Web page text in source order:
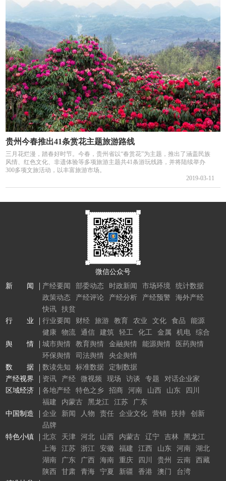
贵州今春推出41条赏花主题旅游路线
三月花烂漫，踏春好时节。今春，贵州省以“春赏花”为主题，推出了涵盖民族
风情、红色文化、非遗体验等多项旅游主题共41条游玩线路，并将陆续举办
300多项文旅活动，以丰富旅游市场。
2019-03-11
微信公众号
新 闻
产经要闻 部委动态 时政新闻 市场环境
统计数据
政策动态
产经评论 产经分析 产经预警
海外产经
快讯
扶贫
行 业
行业要闻 财经 旅游 教育 农业 文化 食品
能源
健康
物流 通信 建筑 轻工 化工 金属 机电
综合
舆 情
城市舆情 教育舆情 金融舆情 能源舆情
医药舆情
环保舆情
司法舆情
央企舆情
数 据
数读先知 标准数据
定制数据
产经视界
资讯 产经 微视频 现场 访谈 专题
对话企业家
区域经济
各地产经 特色之乡 招商 河南 山西 山东
四川
福建
内蒙古 黑龙江 江苏
广东
中国制造
企业 新闻 人物 责任 企业文化 营销 扶持
创新
品牌
特色小镇
北京 天津 河北 山西 内蒙古 辽宁 吉林
黑龙江
上海
江苏 浙江 安徽 福建 江西 山东 河南
湖北
湖南
广东 广西 海南 重庆 四川 贵州 云南
西藏
陕西
甘肃 青海 宁夏 新疆 香港 澳门
台湾